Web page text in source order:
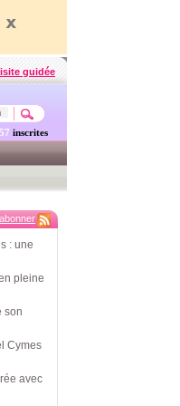
guidée
inscrites
: une
pleine
son
Cymes
avec